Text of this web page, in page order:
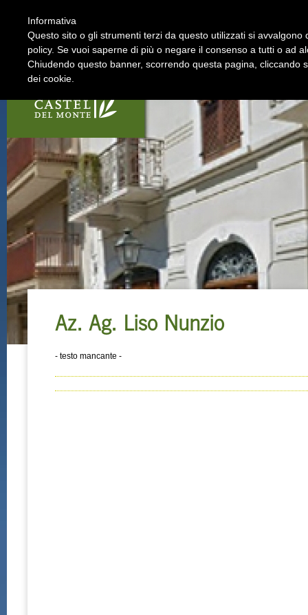
La Strada I soci
Az. Ag. Liso Nunzio
- testo mancante -
Informativa
Questo sito o gli strumenti terzi da questo utilizzati si
policy. Se vuoi saperne di più o negare il consenso a tutti o ad
Chiudendo questo banner, scorrendo questa pagina, cliccando
dei cookie.